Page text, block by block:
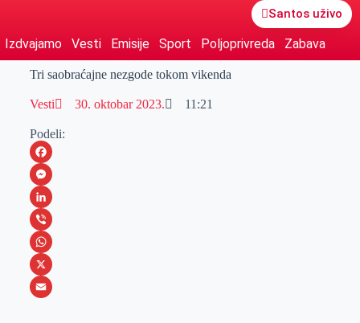
Santos uživo
Izdvajamo Vesti Emisije Sport Poljoprivreda Zabava
Tri saobraćajne nezgode tokom vikenda
Vesti 30. oktobar 2023. 11:21
Podeli:
F
a
c
e
b
o
M
e
s
s
e
L
i
n
k
V
i
b
W
h
X